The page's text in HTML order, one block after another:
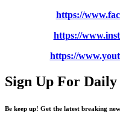
https://
https://
https://
Sign Up For
Be keep up! Get the latest breaking